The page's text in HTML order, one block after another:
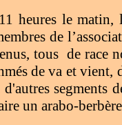
heures le
de
tous de race
de va et vient,
segments
un arabo-